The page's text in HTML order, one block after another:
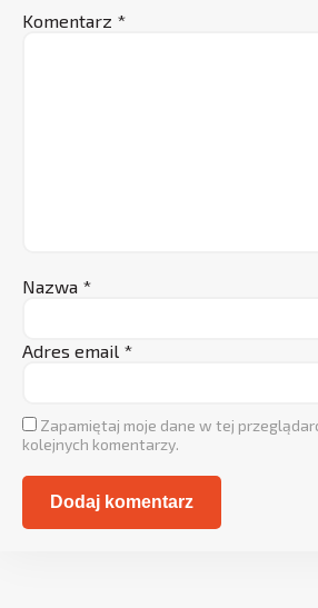
Komentarz *
Nazwa *
Adres email *
Zapamiętaj moje dane w tej
kolejnych komentarzy.